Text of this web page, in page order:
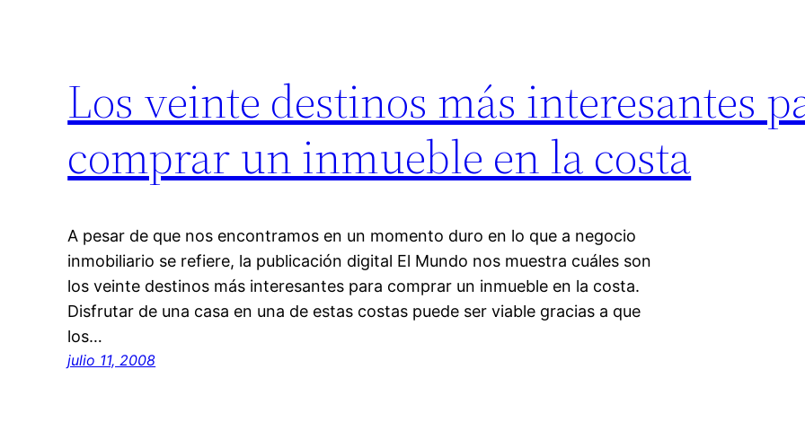
Los veinte destinos más interesantes
comprar un inmueble en la costa
A pesar de que nos encontramos en un momento duro en lo que a negocio
inmobiliario se refiere, la publicación digital El Mundo nos muestra cuáles son
los veinte destinos más interesantes para comprar un inmueble en la costa.
Disfrutar de una casa en una de estas costas puede ser viable gracias a que
los…
julio 11, 2008